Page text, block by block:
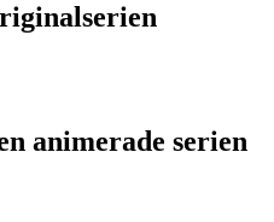
animerade serien